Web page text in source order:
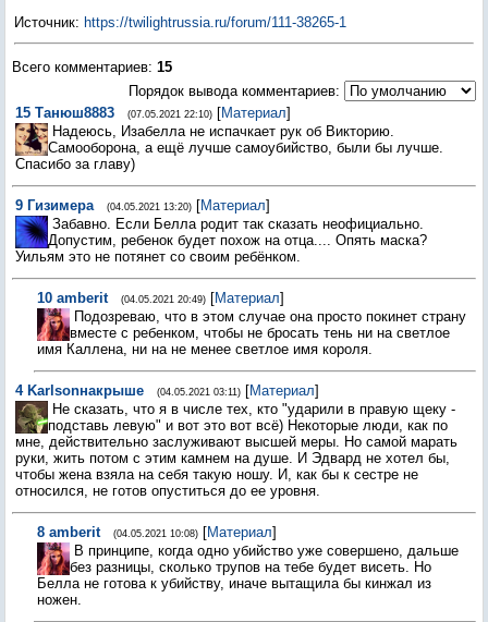
Источник: https://twilightrussia.ru/forum/111-38265-1
Всего комментариев: 15
Порядок вывода комментариев:
15 Танюш8883 (07.05.2021 22:10) [Материал]
Надеюсь, Изабелла не испачкает рук об Викторию.
Самооборона, а ещё лучше самоубийство, были бы лучше.
Спасибо за главу)
9 Гизимера (04.05.2021 13:20) [Материал]
Забавно. Если Белла родит так сказать неофициально.
Допустим, ребенок будет похож на отца.... Опять маска?
Уильям это не потянет со своим ребёнком.
10 amberit (04.05.2021 20:49) [Материал]
Подозреваю, что в этом случае она просто покинет страну
вместе с ребенком, чтобы не бросать тень ни на светлое
имя Каллена, ни на не менее светлое имя короля.
4 Karlsonнакрыше (04.05.2021 03:11) [Материал]
Не сказать, что я в числе тех, кто "ударили в правую щеку -
подставь левую" и вот это вот всё) Некоторые люди, как по
мне, действительно заслуживают высшей меры. Но самой марать
руки, жить потом с этим камнем на душе. И Эдвард не хотел бы,
чтобы жена взяла на себя такую ношу. И, как бы к сестре не
относился, не готов опуститься до ее уровня.
8 amberit (04.05.2021 10:08) [Материал]
В принципе, когда одно убийство уже совершено, дальше
без разницы, сколько трупов на тебе будет висеть. Но
Белла не готова к убийству, иначе вытащила бы кинжал из
ножен.